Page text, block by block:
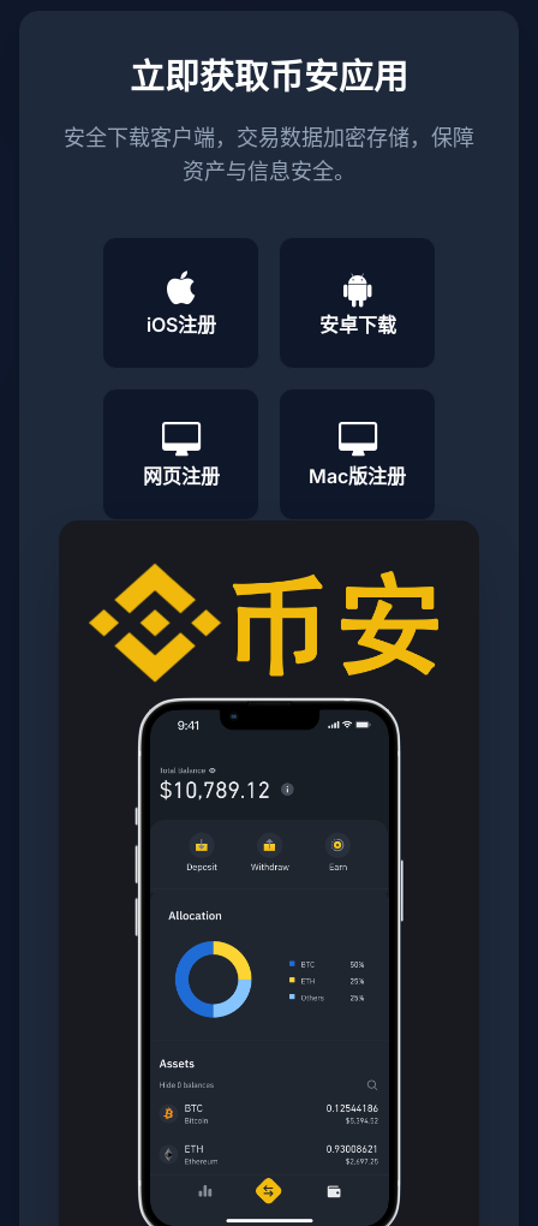
立即获取币安应用
安全下载客户端，交易数据加密存储，保障
资产与信息安全。
iOS注册 安卓下载
网页注册 Mac版注册